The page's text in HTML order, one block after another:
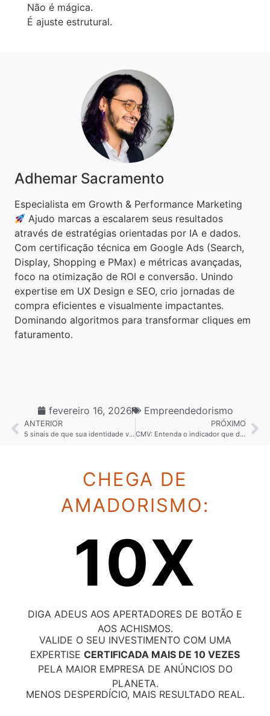
Não é mágica.
É ajuste estrutural.
Adhemar Sacramento
Especialista em Growth & Performance Marketing
Ajudo marcas a escalarem seus resultados
através de estratégias orientadas por IA e dados.
Com certificação técnica em Google Ads (Search,
Display, Shopping e PMax) e métricas avançadas,
foco na otimização de ROI e conversão. Unindo
expertise em UX Design e SEO, crio jornadas de
compra eficientes e visualmente impactantes.
Dominando algoritmos para transformar cliques em
faturamento.
fevereiro 16, 2026 Empreendedorismo
ANTERIOR
5 sinais de que sua identidade visual para restaurante está desorganizada
PRÓXIMO
CMV: Entenda o indicador que define o lucro do seu delivery
CHEGA DE
AMADORISMO:
10X
DIGA ADEUS AOS APERTADORES DE BOTÃO E
AOS ACHISMOS.
VALIDE O SEU INVESTIMENTO COM UMA
EXPERTISE CERTIFICADA MAIS DE 10 VEZES
PELA MAIOR EMPRESA DE ANÚNCIOS DO
PLANETA.
MENOS DESPERDÍCIO, MAIS RESULTADO REAL.